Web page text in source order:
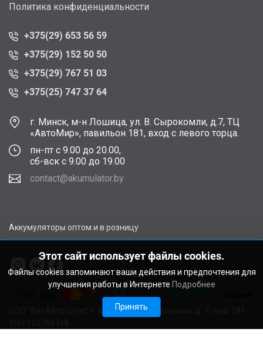
Политика конфиденциальности
+375(29) 653 56 59
+375(29) 152 50 50
+375(29) 767 51 03
+375(25) 747 37 64
г. Минск, м-н Лошица, ул. В. Сырокомли, д.7, ТЦ
«АвтоМир», павильон 181, вход с левого торца.
пн-пт с 9.00 до 20.00,
сб-вск с 9.00 до 19.00
contact@akumulator.by
Аккумуляторы оптом и в розницу
ООО "БатАвтоГрупп" г. Минск, ул. В. Сырокомли, д. 7, пом. 181
Этот сайт использует файлы cookies.
Файлы cookies запоминают ваши действия и предпочтения для
улучшения работы в Интернете Подробнее
Принять